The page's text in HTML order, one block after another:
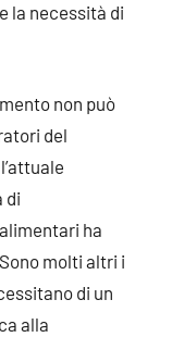
la necessità di
non può
del
di
ha
molti altri i
di un
alla